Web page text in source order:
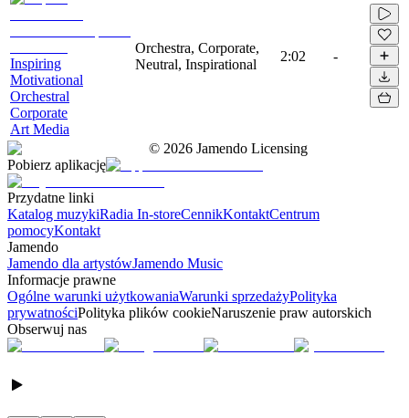
Inspiring
Motivational
Orchestral
Corporate
Art Media
Orchestra, Corporate,
Neutral, Inspirational
2:02 -
© 2026 Jamendo Licensing
Pobierz aplikację
Przydatne linki
Katalog muzykiRadia In-storeCennikKontaktCentrum
pomocyKontakt
Jamendo
Jamendo dla artystówJamendo Music
Informacje prawne
Ogólne warunki użytkowaniaWarunki sprzedażyPolityka
prywatnościPolityka plików cookieNaruszenie praw autorskich
Obserwuj nas